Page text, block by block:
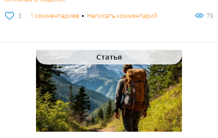
3 1 комментариев • Написать комментарий 79
Статья